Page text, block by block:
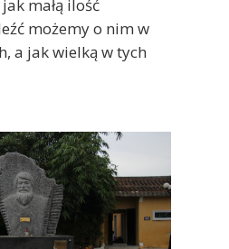
małą ilość
możemy o nim w
a jak wielką w tych